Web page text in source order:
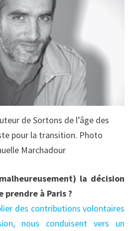
de Sortons de l’âge des
pour la transition. Photo
Marchadour
la décision
prendre à Paris ?
des contributions volontaires
nous conduisent vers un